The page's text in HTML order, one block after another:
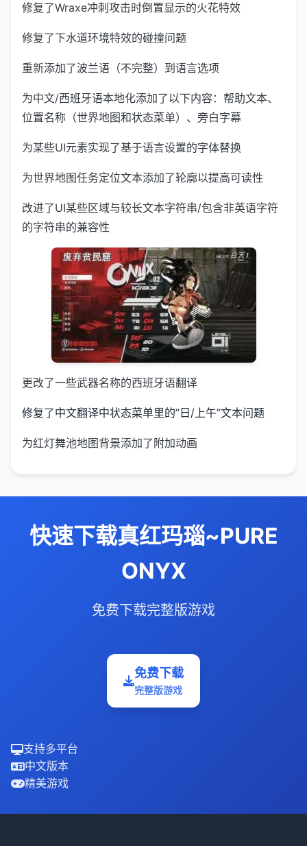
修复了Wraxe冲刺攻击时倒置显示的火花特效
修复了下水道环境特效的碰撞问题
重新添加了波兰语（不完整）到语言选项
为中文/西班牙语本地化添加了以下内容：帮助文本、
位置名称（世界地图和状态菜单）、旁白字幕
为某些UI元素实现了基于语言设置的字体替换
为世界地图任务定位文本添加了轮廓以提高可读性
改进了UI某些区域与较长文本字符串/包含非英语字符
的字符串的兼容性
更改了一些武器名称的西班牙语翻译
修复了中文翻译中状态菜单里的”日/上午”文本问题
为红灯舞池地图背景添加了附加动画
快速下载真红玛瑙~PURE
ONYX
免费下载完整版游戏
免费下载
完整版游戏
支持多平台
中文版本
精美游戏